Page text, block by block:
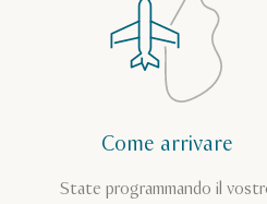
Come arrivare
State programmando il